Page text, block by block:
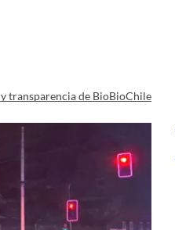
transparencia de BioBioChile